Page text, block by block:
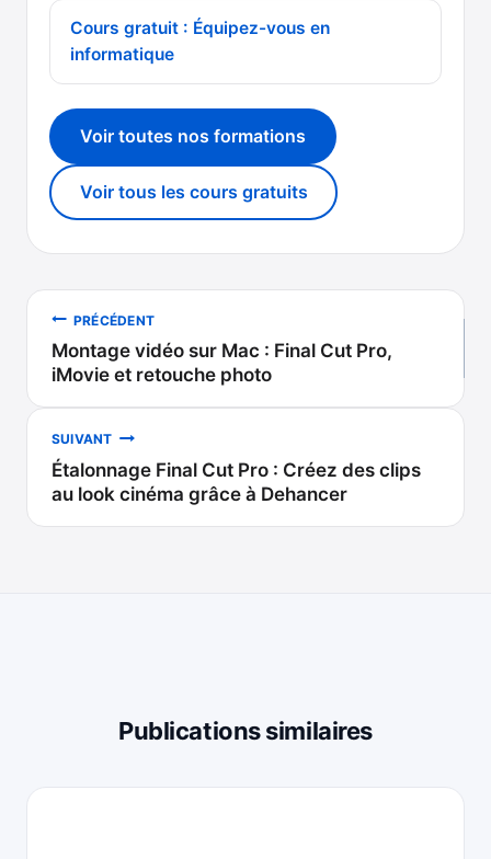
Cours gratuit : Équipez-vous en
informatique
Voir toutes nos formations
Voir tous les cours gratuits
Navigation
de
l’article
PRÉCÉDENT
Montage vidéo sur Mac : Final Cut Pro,
iMovie et retouche photo
SUIVANT
Étalonnage Final Cut Pro : Créez des clips
au look cinéma grâce à Dehancer
Publications similaires